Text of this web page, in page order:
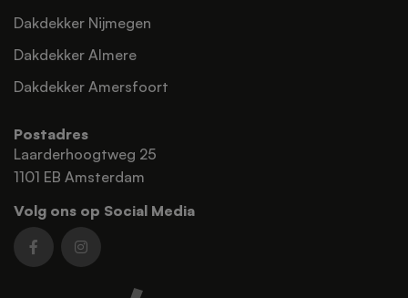
Postadres
Laarderhoogtweg 25
1101 EB Amsterdam
Volg ons op Social Media
Dakdekker Nijmegen
Dakdekker Almere
Dakdekker Amersfoort